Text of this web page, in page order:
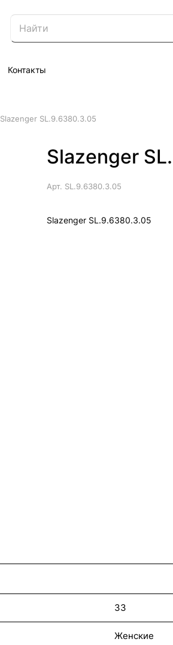
Контакты
Slazenger SL.9.6380.3.05
Slazenger
Арт. SL.9.6380.3.05
Slazenger SL.9.6380.3.05
33
Женские